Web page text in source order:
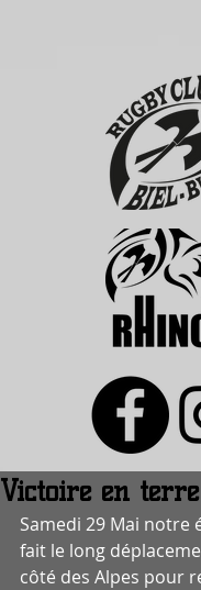
Victoire en
Samedi 29 Mai notre
fait le long
côté des Alpes pour